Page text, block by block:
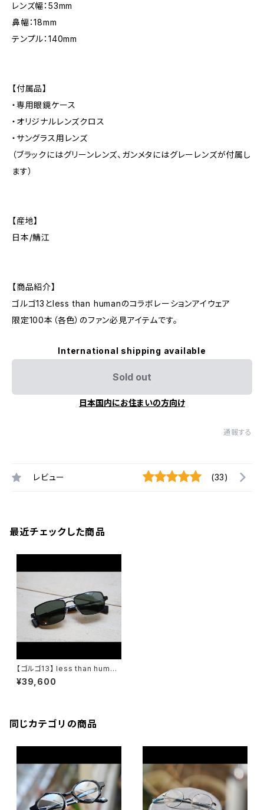
レンズ幅：53mm
鼻幅：18mm
テンプル：140mm
【付属品】
・専用眼鏡ケース
・オリジナルレンズクロス
・サングラス用レンズ
（ブラックにはグリーンレンズ、ガンメタにはグレーレンズが付属し
ます）
【産地】
日本/鯖江
【商品紹介】
ゴルゴ13とless than humanのコラボレーションアイウェア
限定100本（各色）のファン必見アイテムです。
International shipping available
Sold out
日本国内にお住まいの方向け
通報する
レビュー (33)
最近チェックした商品
【ゴルゴ13】 less than human
レスザンヒューマン コラボ メガ
ネ サングラス 限定 ゴルゴ１３
¥39,600
同じカテゴリの商品